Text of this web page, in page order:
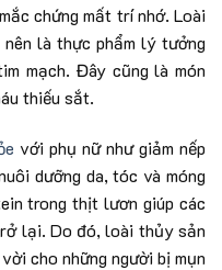
chứng mất trí nhớ. Loài
là thực phẩm lý tưởng
mạch. Đây cũng là món
thiếu sắt.
với phụ nữ như giảm nếp
dưỡng da, tóc và móng
trong thịt lươn giúp các
lại. Do đó, loài thủy sản
cho những người bị mụn